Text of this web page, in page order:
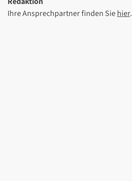
Ihre Ansprechpartner finden Siehier.